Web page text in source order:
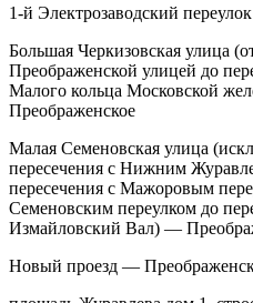
1-й Электрозаводский
Большая Черкизовская улица
Преображенской улицей до
Малого кольца Московской
Преображенское
Малая Семеновская улица
пересечения с Нижним
пересечения с Мажоровым
Семеновским переулком до
Измайловский Вал) —
Новый проезд —